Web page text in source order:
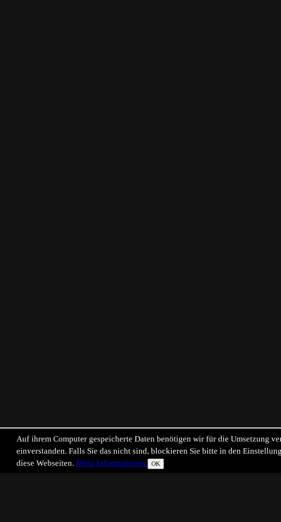
Auf ihrem Computer gespeicherte Daten benötigen wir für die Umsetzung
einverstanden. Falls Sie das nicht sind, blockieren Sie bitte in den
diese Webseiten. Mehr Informationen. OK